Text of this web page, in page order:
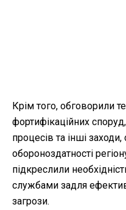
Крім того, обговорили
фортифікаційних
процесів та інші
обороноздатності
підкреслили
службами задля
загрози.